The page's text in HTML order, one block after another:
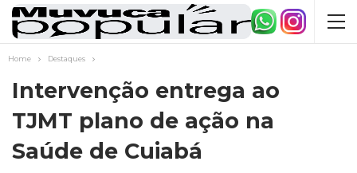
Home Destaques
Intervenção entrega ao
TJMT plano de ação na
Saúde de Cuiabá